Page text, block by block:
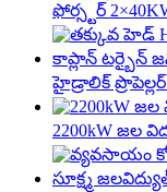
ఫోర్స్టర్
హైడ్రాలిక్
2200kW జల